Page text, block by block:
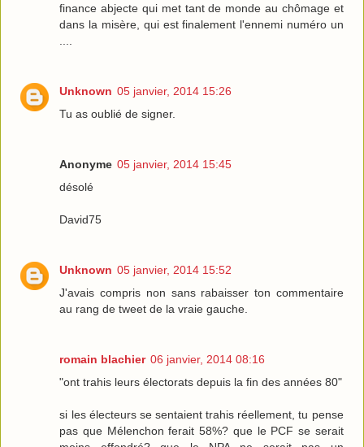
finance abjecte qui met tant de monde au chômage et
dans la misère, qui est finalement l'ennemi numéro un
Unknown 05 janvier, 2014 15:26
Tu as oublié de signer.
Anonyme 05 janvier, 2014 15:45
désolé
David75
Unknown 05 janvier, 2014 15:52
J'avais compris non sans rabaisser ton commentaire
au rang de tweet de la vraie gauche.
romain blachier 06 janvier, 2014 08:16
"ont trahis leurs électorats depuis la fin des années 80"
si les électeurs se sentaient trahis réellement, tu pense
pas que Mélenchon ferait 58%? que le PCF se serait